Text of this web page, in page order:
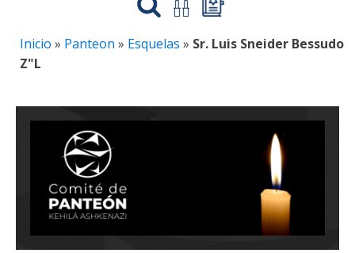
Inicio » Panteon » Esquelas » Sr. Luis Sneider Bessudo
Z"L